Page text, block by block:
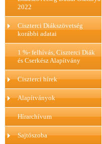
2022
Ciszterci Diákszövetség
korábbi adatai
1 %- felhívás, Ciszterci Diák
és Cserkész Alapítvány
Ciszterci hírek
Alapítványok
Hírarchívum
Sajtószoba